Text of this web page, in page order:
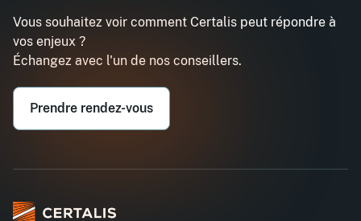
Email professionnel*
Téléphone professionnel*
Vous souhaitez voir comment Certalis peut répondre à
vos enjeux ?
Échangez avec l'un de nos conseillers.
Prendre rendez-vous